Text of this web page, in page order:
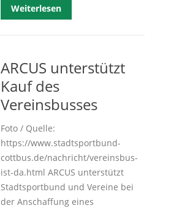
Weiterlesen
ARCUS unterstützt
Kauf des
Vereinsbusses
Foto / Quelle:
https://www.stadtsportbund-
cottbus.de/nachricht/vereinsbus-
ist-da.html ARCUS unterstützt
Stadtsportbund und Vereine bei
der Anschaffung eines